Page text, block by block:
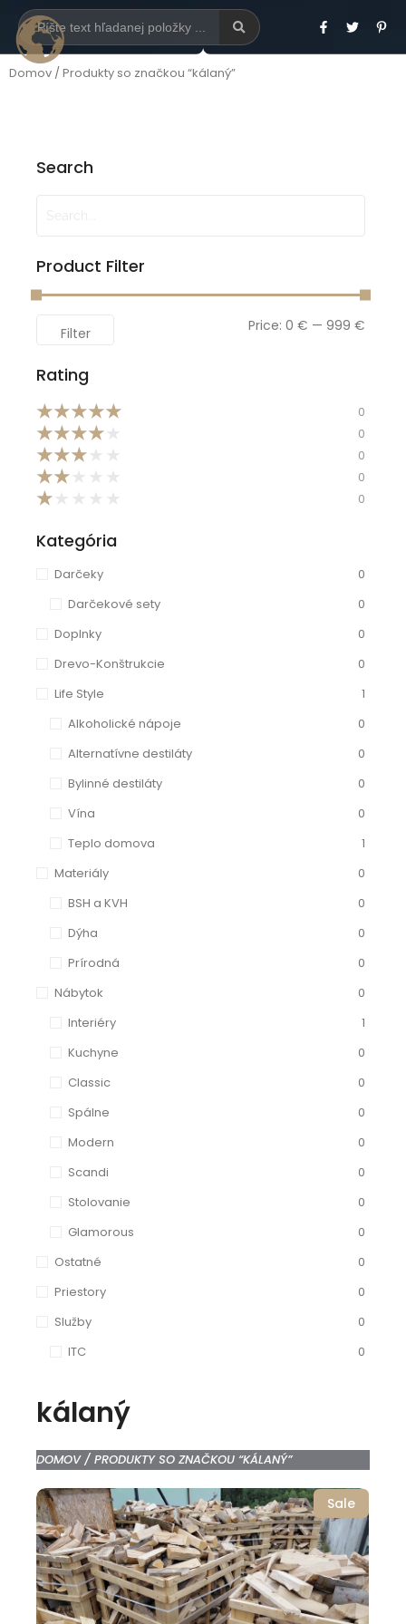
Domov / Produkty so značkou “kálaný”
Search
Product Filter
Filter Price: 0 € — 999 €
Rating
★★★★★ 0
★★★★ 0
★★★ 0
★★ 0
★ 0
Kategória
Darčeky
0
Darčekové sety
0
Doplnky
0
Drevo-Konštrukcie
0
Life Style
1
Alkoholické nápoje
0
Alternatívne destiláty
0
Bylinné destiláty
0
Vína
0
Teplo domova
1
Materiály
0
BSH a KVH
0
Dýha
0
Prírodná
0
Nábytok
0
Interiéry
1
Kuchyne
0
Classic
0
Spálne
0
Modern
0
Scandi
0
Stolovanie
0
Glamorous
0
Ostatné
0
Priestory
0
Služby
0
ITC
0
kálaný
DOMOV/ PRODUKTY SO ZNAČKOU “KÁLANÝ”
Sale
Add to Cart